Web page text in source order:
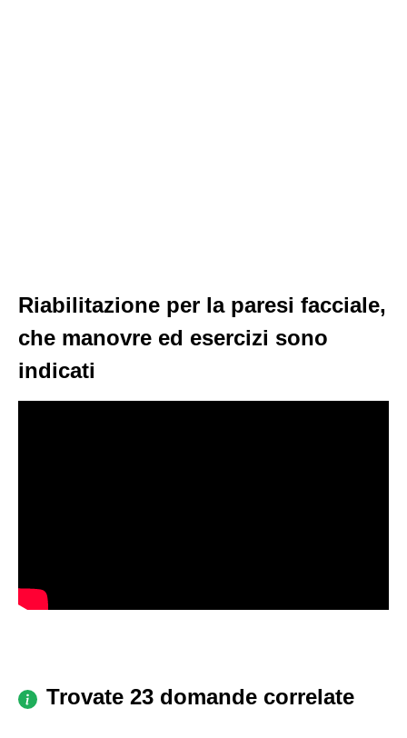
Riabilitazione per la paresi facciale,
che manovre ed esercizi sono
indicati
Trovate 23 domande correlate